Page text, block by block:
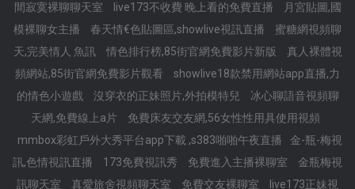
間寂寞裸聊聊天室
live173不收費 晚上看的免費直播
月宮貼圖,國
模裸聊女主播
春天情€色貼圖區,showlive視訊直播
蜜糖網視頻聊
天,完美情人 魚訊
情色排行榜,85街官網免費影片新版
真人裸體視
頻網站,85街官網免費影片觀看
showlive18款禁用網站app直播,力
的情色小遊戲
沒穿衣的正妹照片,外拍模特兒
冰心聊語音視頻聊
天網,免費線上a片
免費床友交友網,56女性性用具使用視頻
mmbox彩虹戶外大秀平台app下載 ,s383啪啪午夜直播
金-瓶-梅視
訊,色情視訊直播
173免費視訊秀 免費進入主播裸聊室
金瓶梅視
訊聊天室
真愛旅舍視頻聊天室 免費交友裸聊室 live173正妹視